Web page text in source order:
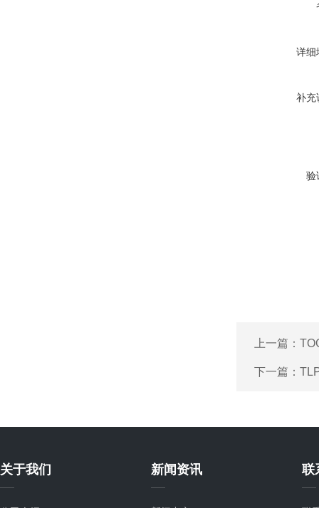
详细
补充
验
上一篇：
下一篇：
关于我们 新闻资讯 联